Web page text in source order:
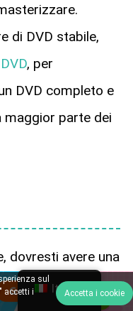
di DVD stabile,
, per
DVD completo e
maggior parte dei
dovresti avere una
di iSkysoft DVD
Italian
sul
accetti i
Accetta i cookie